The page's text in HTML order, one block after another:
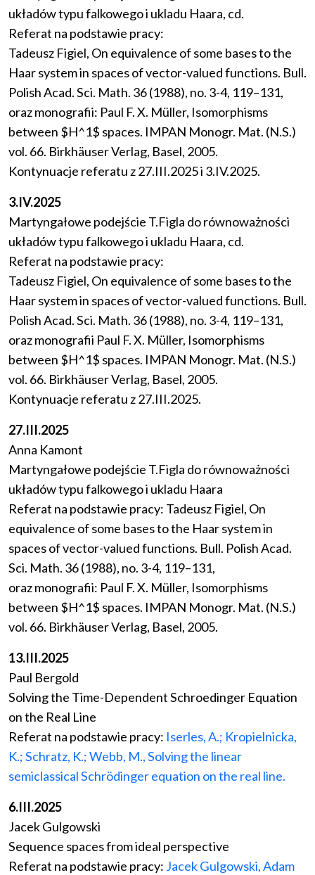
układów typu falkowego i ukladu Haara, cd.
Referat na podstawie pracy:
Tadeusz Figiel, On equivalence of some bases to the
Haar system in spaces of vector-valued functions. Bull.
Polish Acad. Sci. Math. 36 (1988), no. 3-4, 119–131,
oraz monografii: Paul F. X. Müller, Isomorphisms
between $H^1$ spaces. IMPAN Monogr. Mat. (N.S.)
vol. 66. Birkhäuser Verlag, Basel, 2005.
Kontynuacje referatu z 27.III.2025 i 3.IV.2025.
3.IV.2025
Martyngałowe podejście T.Figla do równoważności
układów typu falkowego i ukladu Haara, cd.
Referat na podstawie pracy:
Tadeusz Figiel, On equivalence of some bases to the
Haar system in spaces of vector-valued functions. Bull.
Polish Acad. Sci. Math. 36 (1988), no. 3-4, 119–131,
oraz monografii Paul F. X. Müller, Isomorphisms
between $H^1$ spaces. IMPAN Monogr. Mat. (N.S.)
vol. 66. Birkhäuser Verlag, Basel, 2005.
Kontynuacje referatu z 27.III.2025.
27.III.2025
Anna Kamont
Martyngałowe podejście T.Figla do równoważności
układów typu falkowego i ukladu Haara
Referat na podstawie pracy: Tadeusz Figiel, On
equivalence of some bases to the Haar system in
spaces of vector-valued functions. Bull. Polish Acad.
Sci. Math. 36 (1988), no. 3-4, 119–131,
oraz monografii: Paul F. X. Müller, Isomorphisms
between $H^1$ spaces. IMPAN Monogr. Mat. (N.S.)
vol. 66. Birkhäuser Verlag, Basel, 2005.
13.III.2025
Paul Bergold
Solving the Time-Dependent Schroedinger Equation
on the Real Line
Referat na podstawie pracy: Iserles, A.; Kropielnicka,
K.; Schratz, K.; Webb, M., Solving the linear
semiclassical Schrödinger equation on the real line.
6.III.2025
Jacek Gulgowski
Sequence spaces from ideal perspective
Referat na podstawie pracy: Jacek Gulgowski, Adam